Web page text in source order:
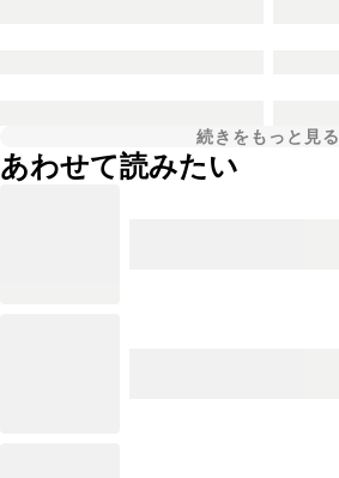
続きをもっと見る
あわせて読みたい